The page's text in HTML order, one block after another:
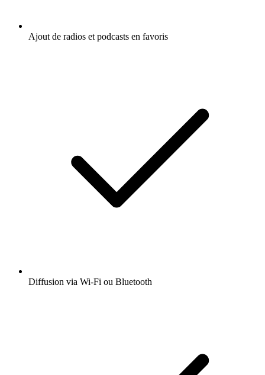
Ajout de radios et podcasts en favoris
Diffusion via Wi-Fi ou Bluetooth